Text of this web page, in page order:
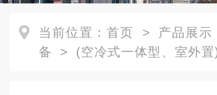
当前位置： 首页 > 产品展示
备 > (空冷式一体型、室外置)